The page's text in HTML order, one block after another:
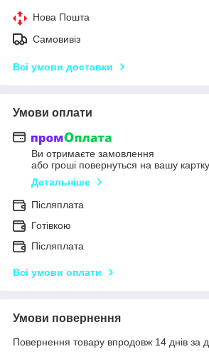
Нова Пошта
Самовивіз
Всі умови доставки
Умови оплати
Ви отримаєте замовлення
або гроші повернуться на вашу картку
Детальніше
Післяплата
Готівкою
Післяплата
Всі умови оплати
Умови повернення
Повернення товару впродовж 14 днів за